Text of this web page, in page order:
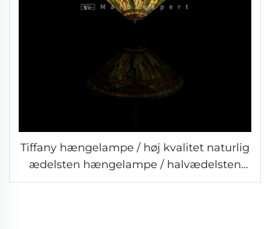
Tiffany hængelampe / høj kvalitet naturlig
ædelsten hængelampe / halvædelsten
Tiffany hængelampe / Barokstil moderne